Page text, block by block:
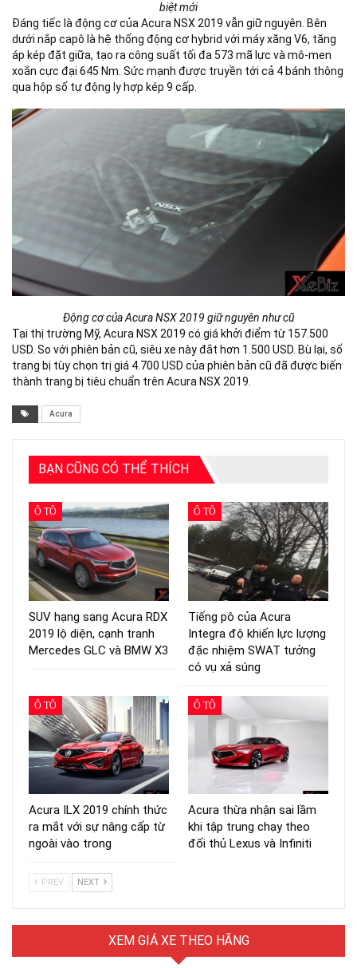
biệt mới
Đáng tiếc là động cơ của Acura NSX 2019 vẫn giữ nguyên. Bên
dưới nắp capô là hệ thống động cơ hybrid với máy xăng V6, tăng
áp kép đặt giữa, tạo ra công suất tối đa 573 mã lực và mô-men
xoắn cực đại 645 Nm. Sức mạnh được truyền tới cả 4 bánh thông
qua hộp số tự động ly hợp kép 9 cấp.
Động cơ của Acura NSX 2019 giữ nguyên như cũ
Tại thị trường Mỹ, Acura NSX 2019 có giá khởi điểm từ 157.500
USD. So với phiên bản cũ, siêu xe này đắt hơn 1.500 USD. Bù lại, số
trang bị tùy chọn trị giá 4.700 USD của phiên bản cũ đã được biến
thành trang bị tiêu chuẩn trên Acura NSX 2019.
Acura
BẠN CŨNG CÓ THỂ THÍCH
Ô TÔ
SUV hạng sang Acura RDX
2019 lộ diện, cạnh tranh
Mercedes GLC và BMW X3
Ô TÔ
Tiếng pô của Acura
Integra độ khiến lực lượng
đặc nhiệm SWAT tưởng
có vụ xả súng
Ô TÔ
Acura ILX 2019 chính thức
ra mắt với sự nâng cấp từ
ngoài vào trong
Ô TÔ
Acura thừa nhận sai lầm
khi tập trung chạy theo
đối thủ Lexus và Infiniti
PREV NEXT
XEM GIÁ XE THEO HÃNG